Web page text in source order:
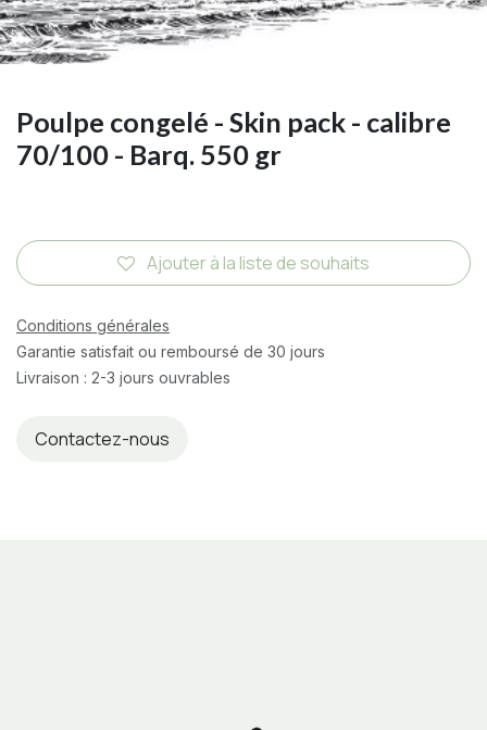
Poulpe congelé - Skin pack - calibre
70/100 - Barq. 550 gr
Ajouter à la liste de souhaits
Conditions générales
Garantie satisfait ou remboursé de 30 jours
Livraison : 2-3 jours ouvrables
Contactez-nous